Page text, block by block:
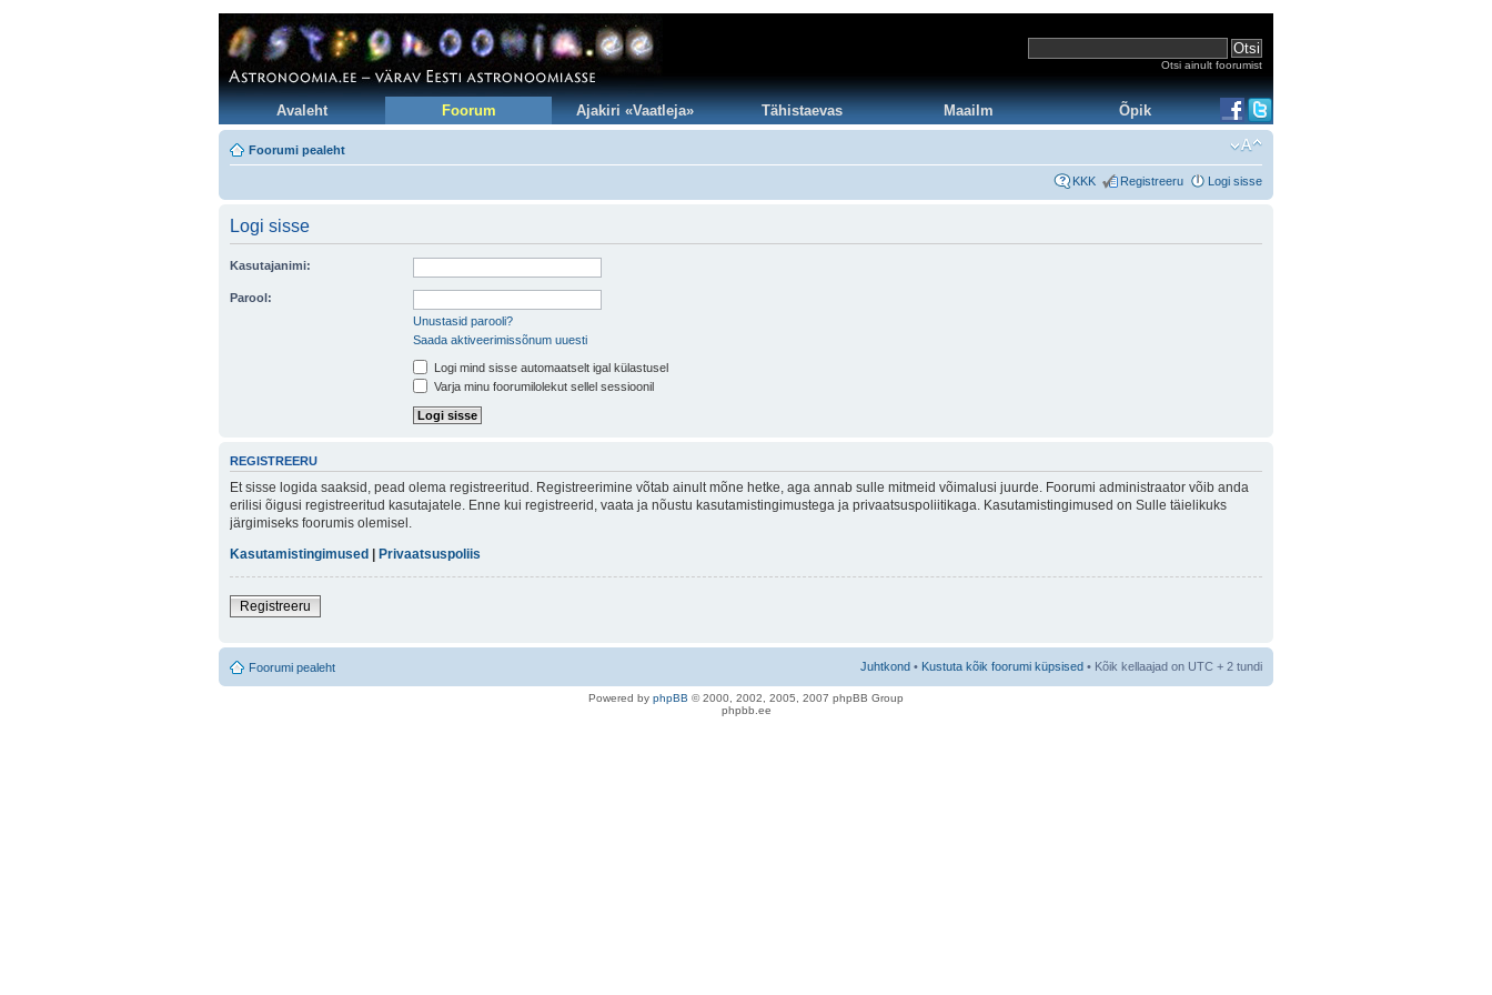
Otsi ainult foorumist
Avaleht Foorum Ajakiri «Vaatleja» Tähistaevas Maailm Õpik
Foorumi pealeht
KKK Registreeru Logi sisse
Logi sisse
Kasutajanimi:
Parool:
Unustasid parooli?
Saada aktiveerimissõnum uuesti
Logi mind sisse automaatselt igal külastusel
Varja minu foorumilolekut sellel sessioonil
REGISTREERU
Et sisse logida saaksid, pead olema registreeritud. Registreerimine võtab ainult mõne hetke, aga annab sulle mitmeid võimalusi juurde. Foorumi administraator võib anda
erilisi õigusi registreeritud kasutajatele. Enne kui registreerid, vaata ja nõustu kasutamistingimustega ja privaatsuspoliitikaga. Kasutamistingimused on Sulle täielikuks
järgimiseks foorumis olemisel.
Kasutamistingimused | Privaatsuspoliis
Registreeru
Foorumi pealeht Juhtkond • Kustuta kõik foorumi küpsised • Kõik kellaajad on UTC + 2 tundi
Powered by phpBB © 2000, 2002, 2005, 2007 phpBB Group
phpbb.ee